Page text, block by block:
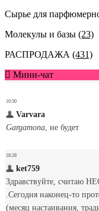
Сырье для
Молекулы и базы (23)
РАСПРОДАЖА (431)
Мини-чат